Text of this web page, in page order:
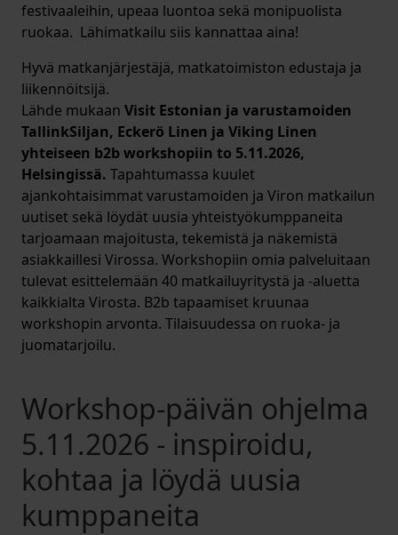
festivaaleihin, upeaa luontoa sekä monipuolista
ruokaa. Lähimatkailu siis kannattaa aina!
Hyvä matkanjärjestäjä, matkatoimiston edustaja ja
liikennöitsijä.
Lähde mukaan Visit Estonian ja varustamoiden
TallinkSiljan, Eckerö Linen ja Viking Linen
yhteiseen b2b workshopiin to 5.11.2026,
Helsingissä. Tapahtumassa kuulet
ajankohtaisimmat varustamoiden ja Viron matkailun
uutiset sekä löydät uusia yhteistyökumppaneita
tarjoamaan majoitusta, tekemistä ja näkemistä
asiakkaillesi Virossa. Workshopiin omia palveluitaan
tulevat esittelemään 40 matkailuyritystä ja -aluetta
kaikkialta Virosta. B2b tapaamiset kruunaa
workshopin arvonta. Tilaisuudessa on ruoka- ja
juomatarjoilu.
Workshop-päivän ohjelma
5.11.2026 - inspiroidu,
kohtaa ja löydä uusia
kumppaneita